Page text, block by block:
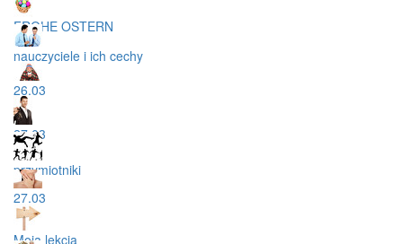
FROHE OSTERN
nauczyciele i ich cechy
26.03
27.03
przymiotniki
27.03
Moja lekcja